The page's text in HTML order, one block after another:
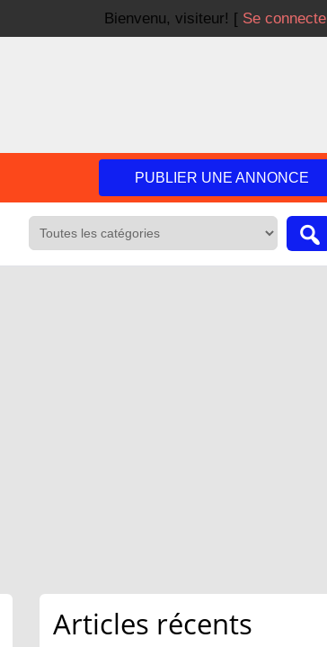
Bienvenu, visiteur! [ Se
PUBLIER UNE ANNONCE
Articles récents